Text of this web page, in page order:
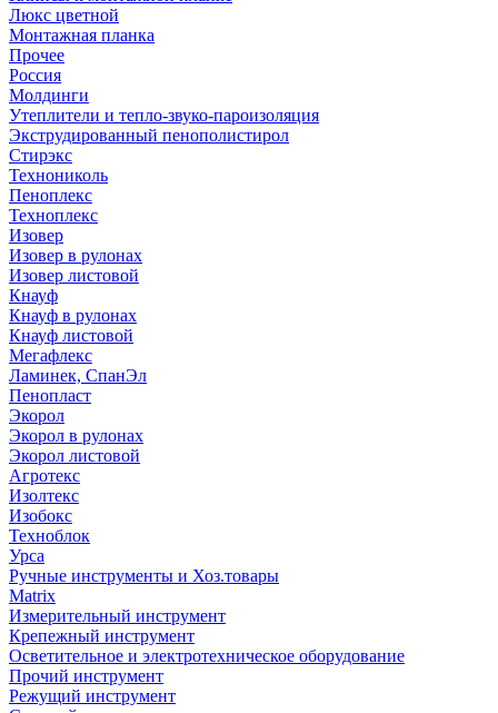
Люкс цветной
Монтажная планка
Прочее
Россия
Молдинги
Утеплители и тепло-звуко-пароизоляция
Экструдированный пенополистирол
Стирэкс
Технониколь
Пеноплекс
Техноплекс
Изовер
Изовер в рулонах
Изовер листовой
Кнауф
Кнауф в рулонах
Кнауф листовой
Мегафлекс
Ламинек, СпанЭл
Пенопласт
Экорол
Экорол в рулонах
Экорол листовой
Агротекс
Изолтекс
Изобокс
Техноблок
Урса
Ручные инструменты и Хоз.товары
Matrix
Измерительный инструмент
Крепежный инструмент
Осветительное и электротехническое оборудование
Прочий инструмент
Режущий инструмент